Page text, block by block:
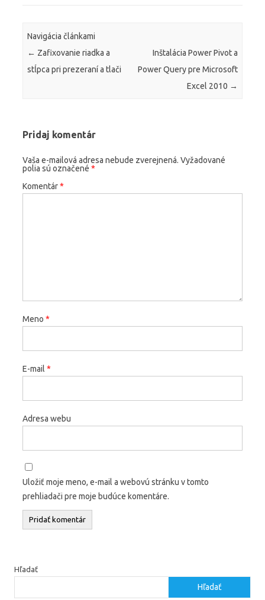
Navigácia článkami
← Zafixovanie riadka a
stĺpca pri prezeraní a tlači
Inštalácia Power Pivot a
Power Query pre Microsoft
Excel 2010 →
Pridaj komentár
Vaša e-mailová adresa nebude zverejnená. Vyžadované
polia sú označené *
Komentár*
Meno *
E-mail *
Adresa webu
Uložiť moje meno, e-mail a webovú stránku v tomto
prehliadači pre moje budúce komentáre.
Hľadať
Hľadať